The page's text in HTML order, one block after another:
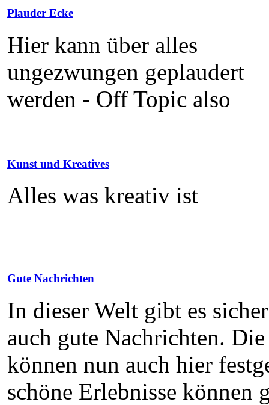
Plauder Ecke
Hier kann über alles
ungezwungen geplaudert
werden - Off Topic also
Kunst und Kreatives
Alles was kreativ ist
Gute Nachrichten
In dieser Welt gibt es sicher
auch gute Nachrichten. Die
können nun auch hier
schöne Erlebnisse können